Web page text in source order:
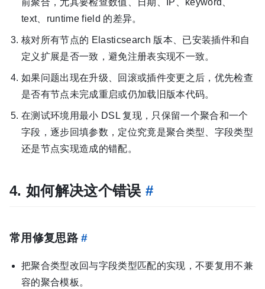
前聚合，尤其要检查数值、日期、IP、keyword、
text、runtime field 的差异。
核对所有节点的 Elasticsearch 版本、已安装插件和自
定义扩展是否一致，避免注册表实现不一致。
如果问题出现在升级、回滚或插件变更之后，优先检查
是否有节点未完成重启或仍加载旧版本代码。
在测试环境用最小 DSL 复现，只保留一个聚合和一个
字段，逐步回填参数，定位究竟是聚合类型、字段类型
还是节点实现造成的错配。
4. 如何解决这个错误 #
常用修复思路#
把聚合类型改回与字段类型匹配的实现，不要复用不兼
容的聚合模板。